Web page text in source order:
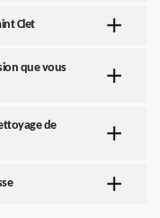
Clet
que vous
de